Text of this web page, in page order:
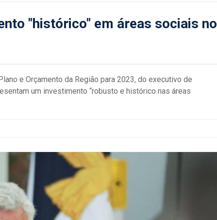
"histórico" em áreas sociais no
e Orçamento da Região para 2023, do executivo de
um investimento “robusto e histórico nas áreas